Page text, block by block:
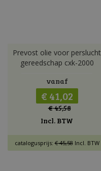
Prevost olie voor perslucht
gereedschap cxk-2000
vanaf
€ 41,02
€ 45,58
Incl. BTW
catalogusprijs:€ 45,58Incl. BTW